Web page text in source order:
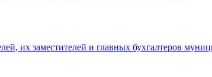
их заместителей и главных бухгалтеров